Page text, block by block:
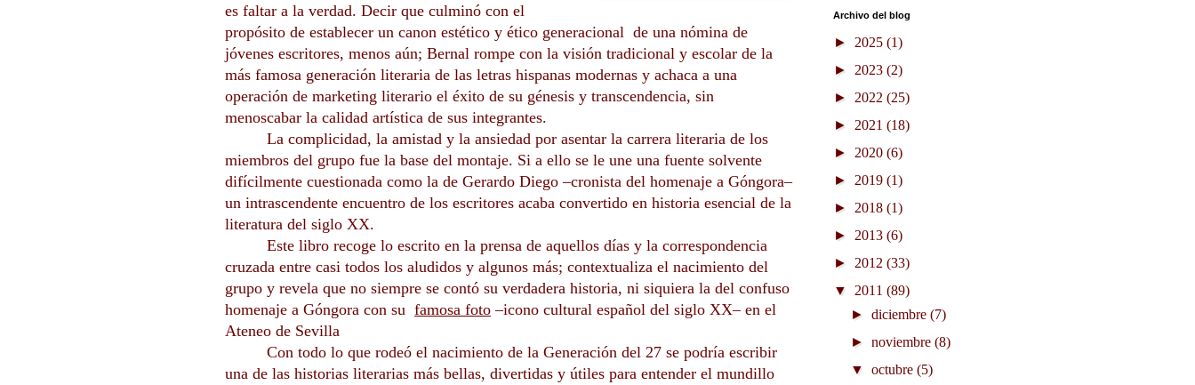
es faltar a la verdad. Decir que culminó con el
propósito de establecer un canon estético y ético generacional de una nómina de
jóvenes escritores, menos aún; Bernal rompe con la visión tradicional y escolar de la
más famosa generación literaria de las letras hispanas modernas y achaca a una
operación de marketing literario el éxito de su génesis y transcendencia, sin
menoscabar la calidad artística de sus integrantes.
La complicidad, la amistad y la ansiedad por asentar la carrera literaria de los
miembros del grupo fue la base del montaje. Si a ello se le une una fuente solvente
difícilmente cuestionada como la de Gerardo Diego –cronista del homenaje a Góngora–
un intrascendente encuentro de los escritores acaba convertido en historia esencial de la
literatura del siglo XX.
Este libro recoge lo escrito en la prensa de aquellos días y la correspondencia
cruzada entre casi todos los aludidos y algunos más; contextualiza el nacimiento del
grupo y revela que no siempre se contó su verdadera historia, ni siquiera la del confuso
homenaje a Góngora con su famosa foto –icono cultural español del siglo XX– en el
Ateneo de Sevilla
Con todo lo que rodeó el nacimiento de la Generación del 27 se podría escribir
una de las historias literarias más bellas, divertidas y útiles para entender el mundillo
Archivo del blog
► 2025 (1)
► 2023 (2)
► 2022 (25)
► 2021 (18)
► 2020 (6)
► 2019 (1)
► 2018 (1)
► 2013 (6)
► 2012 (33)
▼ 2011 (89)
►diciembre(7)
►noviembre(8)
▼octubre(5)